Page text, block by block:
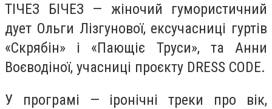
ТІЧЕЗ БІЧЕЗ — жіночий гумористичний
дует Ольги Лізгунової, ексучасниці гуртів
«Скрябін» і «Пающіє Труси», та Анни
Воєводіної, учасниці проєкту DRESS CODE.
У програмі — іронічні треки про вік,